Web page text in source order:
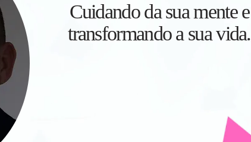
Cuidando da sua mente e
transformando a sua vida.